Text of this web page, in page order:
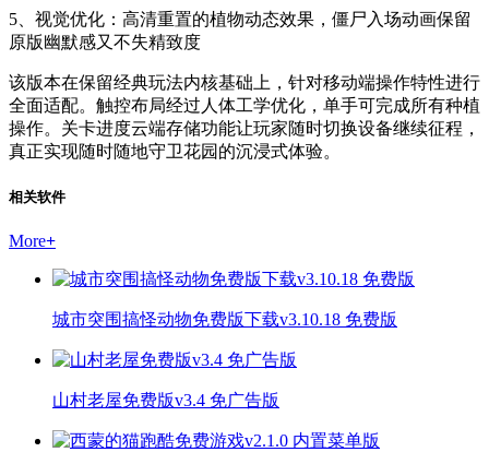
5、视觉优化：高清重置的植物动态效果，僵尸入场动画保留
原版幽默感又不失精致度
该版本在保留经典玩法内核基础上，针对移动端操作特性进行
全面适配。触控布局经过人体工学优化，单手可完成所有种植
操作。关卡进度云端存储功能让玩家随时切换设备继续征程，
真正实现随时随地守卫花园的沉浸式体验。
相关软件
More+
城市突围搞怪动物免费版下载v3.10.18 免费版
山村老屋免费版v3.4 免广告版